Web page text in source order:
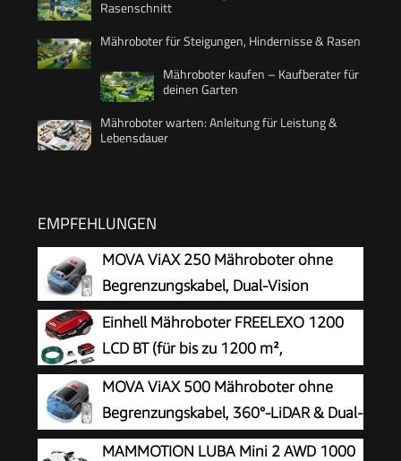
Rasenschnitt
Mähroboter für Steigungen, Hindernisse & Rasen
Mähroboter kaufen – Kaufberater für
deinen Garten
Mähroboter warten: Anleitung für Leistung &
Lebensdauer
EMPFEHLUNGEN
MOVA ViAX 250 Mähroboter ohne
Begrenzungskabel, Dual-Vision
Einhell Mähroboter FREELEXO 1200
LCD BT (für bis zu 1200 m²,
Multizonen-Mäher, Bluetooth App-
Steuerung, für Steigungen bis 35%, inkl. PXC-
Akku und Installationszubehör)
MOVA ViAX 500 Mähroboter ohne
Begrenzungskabel, 360°-LiDAR & Dual-
KI-Vision
MAMMOTION LUBA Mini 2 AWD 1000